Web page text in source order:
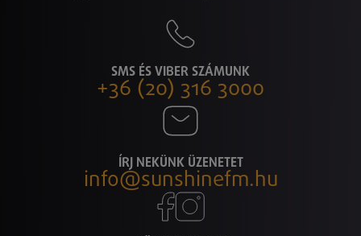
SMS ÉS VIBER SZÁMUNK
+36 (20) 316 3000
ÍRJ NEKÜNK ÜZENETET
info@sunshinefm.hu